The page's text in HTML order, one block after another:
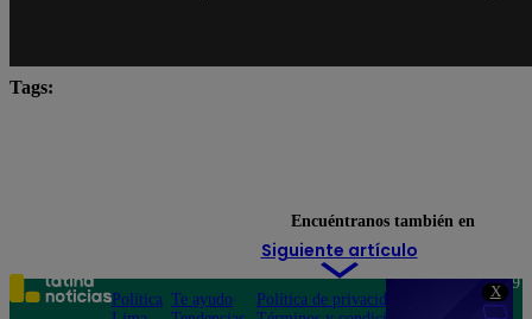
X
Tags:
Siguiente artículo
Encuéntranos también en
Política Te ayudo
Política de privacidad
Teléfono: 219